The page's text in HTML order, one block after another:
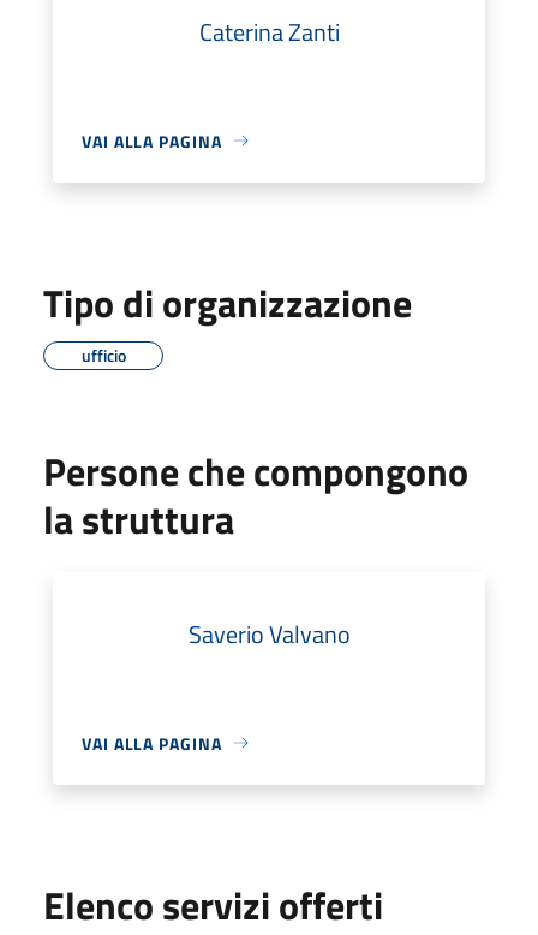
Caterina Zanti
VAI ALLA PAGINA
Tipo di organizzazione
ufficio
Persone che compongono
la struttura
Saverio Valvano
VAI ALLA PAGINA
Elenco servizi offerti